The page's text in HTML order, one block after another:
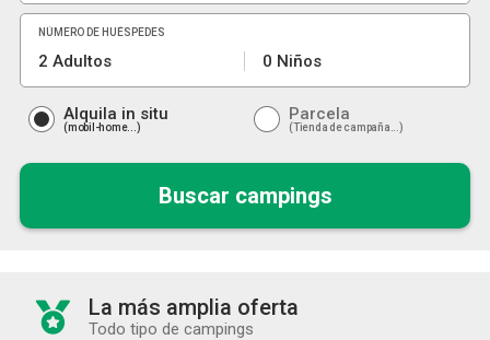
NÚMERO DE HUÉSPEDES
2 Adultos 0 Niños
Alquila in situ
mobil-home...
Parcela
Tienda de campaña...
Buscar campings
La más amplia oferta
Todo tipo de campings